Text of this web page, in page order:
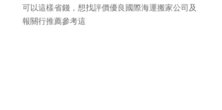
可以這樣省錢，想找評價優良國際海運搬家公司及
報關行推薦參考這